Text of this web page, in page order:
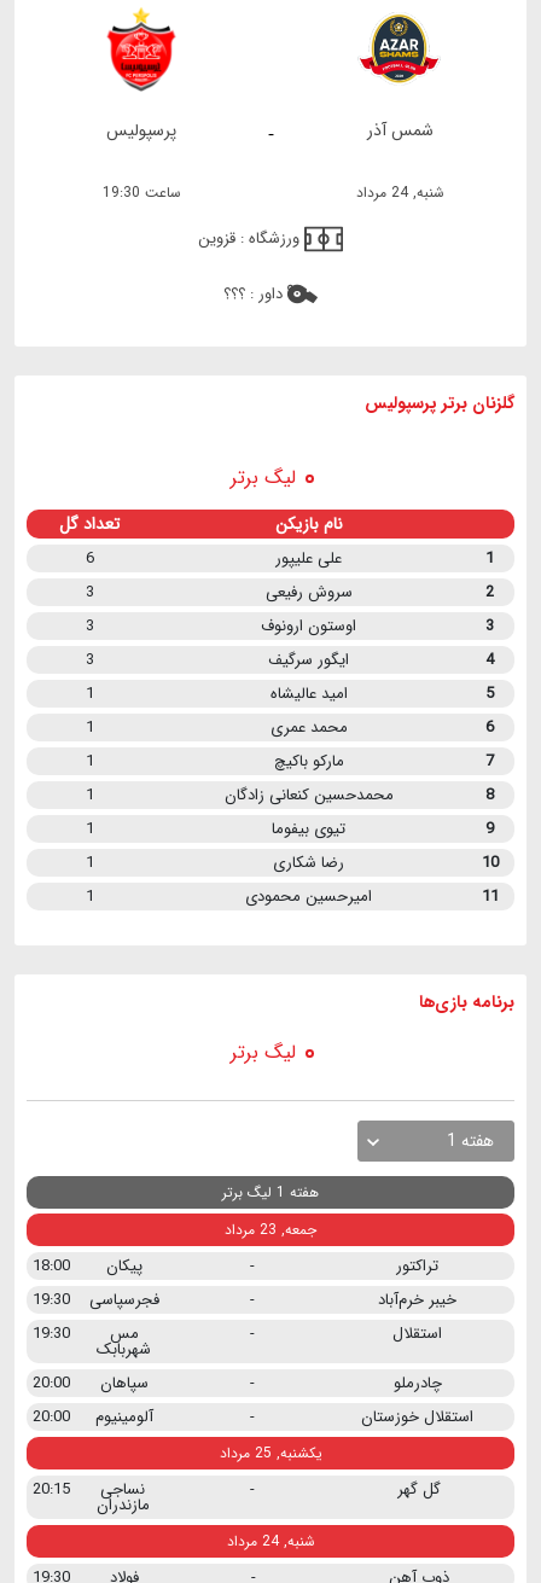
- شمس آذر پرسپولیس
شنبه, 24 مرداد ساعت 19:30
ورزشگاه : قزوین
داور : ؟؟؟
گلزنان برتر پرسپولیس
لیگ برتر
نام بازیکن تعداد گل
1 علی علیپور
6
2
سروش رفیعی
3
3
اوستون ارونوف
3
4
ایگور سرگیف
3
5
امید عالیشاه
1
6
محمد عمری
1
7
مارکو باکیچ
1
8
محمدحسین کنعانی زادگان
1
9
تیوی بیفوما
1
10
رضا شکاری
1
11
امیرحسین محمودی 1
برنامه بازی ها
لیگ برتر
هفته 1
هفته 1 لیگ برتر
جمعه, 23 مرداد
تراکتور - پیکان
18:00
خیبر خرم‌آباد
- فجرسپاسی
19:30
استقلال
- مس
شهربابک
19:30
چادرملو
- سپاهان
20:00
استقلال خوزستان
- آلومینیوم 20:00
یکشنبه, 25 مرداد
گل گهر - نساجی
مازندران
20:15
شنبه, 24 مرداد
ذوب آهن - فولاد 19:30